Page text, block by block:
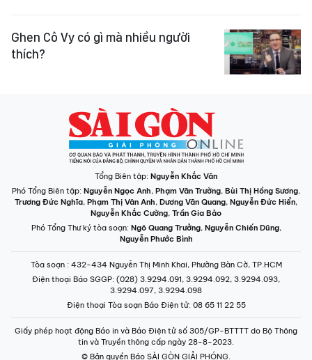
Ghen Cô Vy có gì mà nhiều người
thích?
Tổng Biên tập: Nguyễn Khắc Văn
Phó Tổng Biên tập: Nguyễn Ngọc Anh, Phạm Văn Trường, Bùi Thị Hồng Sương,
Trương Đức Nghĩa, Phạm Thị Vân Anh, Dương Văn Quang, Nguyễn Đức Hiển,
Nguyễn Khắc Cường, Trần Gia Bảo
Phó Tổng Thư ký tòa soạn: Ngô Quang Trưởng, Nguyễn Chiến Dũng,
Nguyễn Phước Bình
Tòa soạn : 432-434 Nguyễn Thị Minh Khai, Phường Bàn Cờ, TP.HCM
Điện thoại Báo SGGP: (028) 3.9294.091, 3.9294.092, 3.9294.093,
3.9294.097, 3.9294.098
Điện thoại Tòa soạn Báo Điện tử: 08 65 11 22 55
Giấy phép hoạt động Báo in và Báo Điện tử số 305/GP-BTTTT do Bộ Thông
tin và Truyền thông cấp ngày 28-8-2023.
© Bản quyền Báo SÀI GÒN GIẢI PHÓNG.